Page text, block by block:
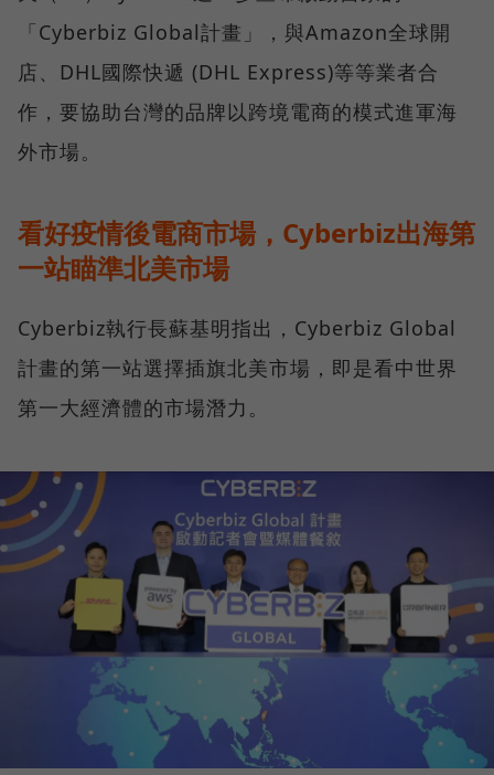
「Cyberbiz Global計畫」，與Amazon全球開
店、DHL國際快遞 (DHL Express)等等業者合
作，要協助台灣的品牌以跨境電商的模式進軍海
外市場。
看好疫情後電商市場，Cyberbiz出海第
一站瞄準北美市場
Cyberbiz執行長蘇基明指出，Cyberbiz Global
計畫的第一站選擇插旗北美市場，即是看中世界
第一大經濟體的市場潛力。